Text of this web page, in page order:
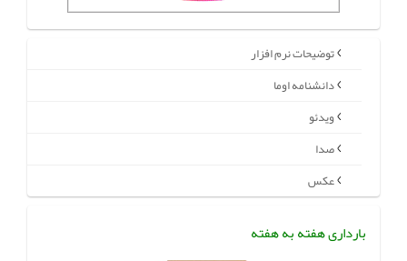
توضیحات نرم افزار
دانشنامه اوما
ویدئو
صدا
عکس
بارداری هفته به هفته